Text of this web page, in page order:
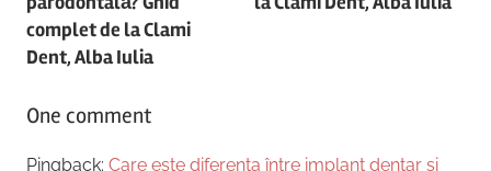
complet de la Clami
Dent, Alba Iulia
One comment
Pingback: Care este diferența între implant dentar și